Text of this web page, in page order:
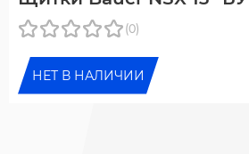
(0)
НЕТ В НАЛИЧИИ